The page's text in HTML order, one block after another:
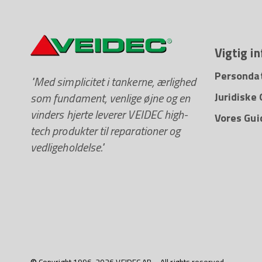
"Med simplicitet i tankerne, ærlighed
som fundament, venlige øjne og en
vinders hjerte leverer VEIDEC high-
tech produkter til reparationer og
vedligeholdelse."
Vigtig
Juridiske
Vores